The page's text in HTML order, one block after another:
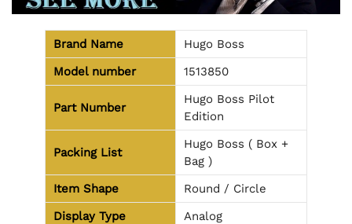
Brand Name
Hugo Boss
Model number
1513850
Part Number
Hugo Boss Pilot
Edition
Packing List
Hugo Boss ( Box +
Bag )
Item Shape
Round / Circle
Display Type
Analog